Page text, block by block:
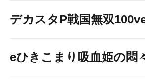
デカスタP戦国無双
eひきこまり吸血姫の悶